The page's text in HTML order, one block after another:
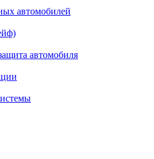
автомобилей
автомобиля